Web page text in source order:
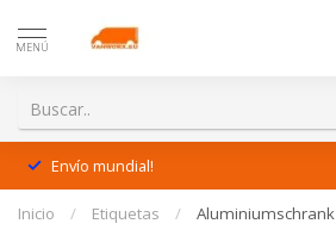
MENÚ
Envío mundial!
Inicio / Etiquetas / Aluminiumschrank